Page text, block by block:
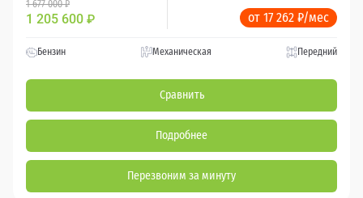
1 677 000 ₽
1 205 600 ₽ от 17 262 ₽/мес
Бензин Механическая Передний
Сравнить
Подробнее
Перезвоним за минуту